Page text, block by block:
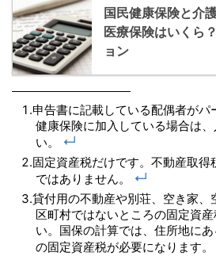
国民健康保険と介
医療保険はいくら
ョン
申告書に記載している配偶者がパ
健康保険に加入している場合は
い。
↵
固定資産税だけです。不動産取得
ではありません。
↵
貸付用の不動産や別荘、空き家、
区町村ではないところの固定資
い。国保の計算では、住所地に
の固定資産税が必要になります。